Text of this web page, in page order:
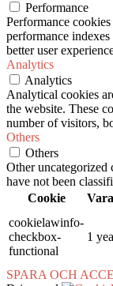
Performance
Performance
performance
better user
Analytics
Analytics
Analytical cookies
the website. These
number of visitors,
Others
Others
Other uncategorized
have not been
Cookie
cookielawinfo-
checkbox-
functional
1
SPARA OCH